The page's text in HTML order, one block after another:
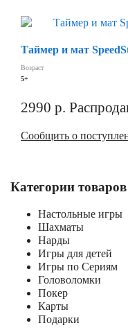
Таймер и мат
Возраст
5+
2990 р.
Сообщить о
Категории товаров
Настольные игры
Шахматы
Нарды
Игры для детей
Игры по Сериям
Головоломки
Покер
Карты
Подарки